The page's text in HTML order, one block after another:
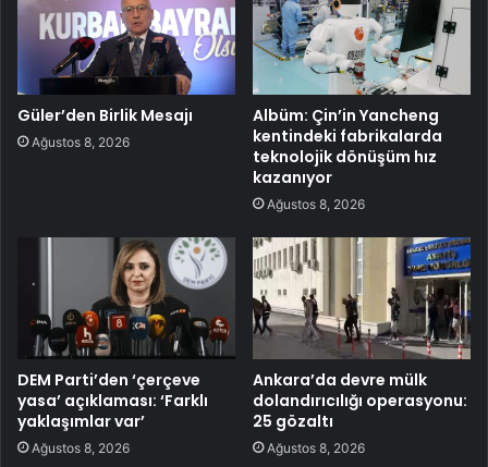
Güler’den Birlik Mesajı
Ağustos 8, 2026
Albüm: Çin’in Yancheng
kentindeki fabrikalarda
teknolojik dönüşüm hız
kazanıyor
Ağustos 8, 2026
DEM Parti’den ‘çerçeve
yasa’ açıklaması: ‘Farklı
yaklaşımlar var’
Ağustos 8, 2026
Ankara’da devre mülk
dolandırıcılığı operasyonu:
25 gözaltı
Ağustos 8, 2026